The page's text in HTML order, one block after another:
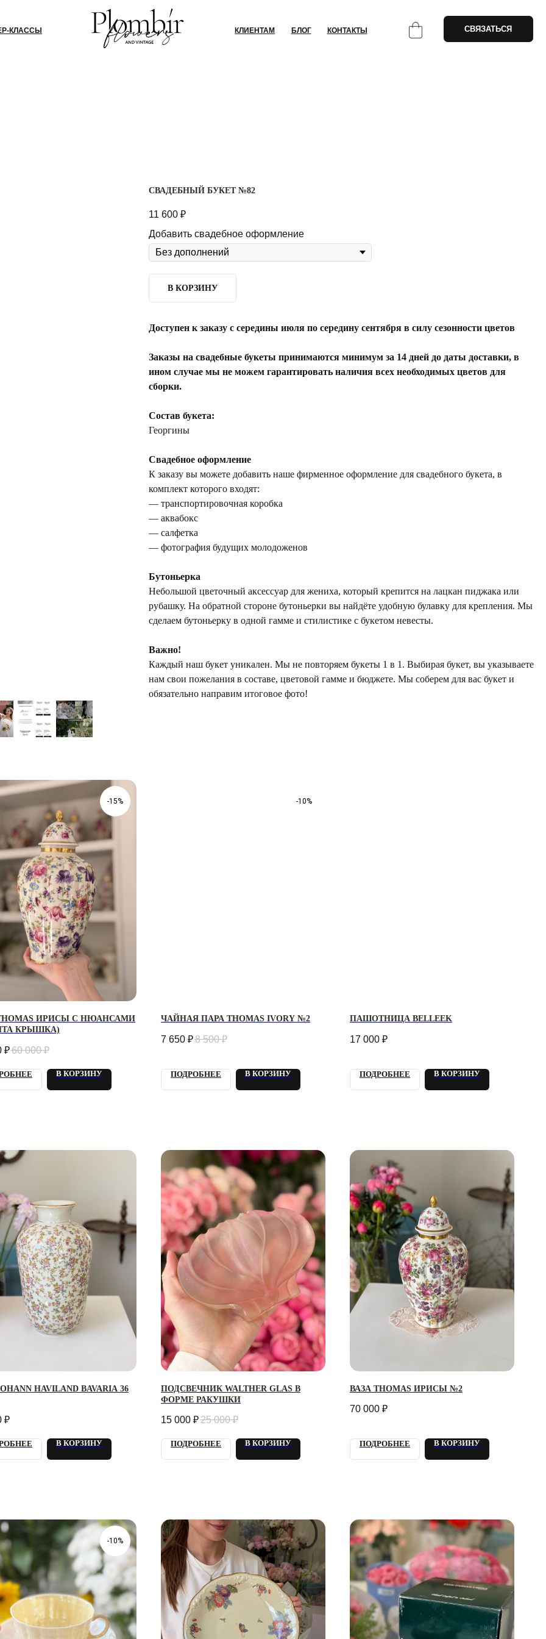
БЛОГ КОНТАКТЫ СВЯЗАТЬСЯ
СВАДЕБНЫЙ БУКЕТ №82
11 600 ₽
Добавить свадебное оформление
В КОРЗИНУ
Доступен к заказу с середины июля по середину сентября в силу сезонности цветов
Заказы на свадебные букеты принимаются минимум за 14 дней до даты доставки, в
ином случае мы не можем гарантировать наличия всех необходимых цветов для
сборки.
Состав букета:
Георгины
Свадебное оформление
К заказу вы можете добавить наше фирменное оформление для свадебного букета, в
комплект которого входят:
— транспортировочная коробка
— аквабокс
— салфетка
— фотография будущих молодоженов
Бутоньерка
Небольшой цветочный аксессуар для жениха, который крепится на лацкан пиджака или
рубашку. На обратной стороне бутоньерки вы найдёте удобную булавку для крепления. Мы
сделаем бутоньерку в одной гамме и стилистике с букетом невесты.
Важно!
Каждый наш букет уникален. Мы не повторяем букеты 1 в 1. Выбирая букет, вы указываете
нам свои пожелания в составе, цветовой гамме и бюджете. Мы соберем для вас букет и
обязательно направим итоговое фото!
-15%
ИРИСЫ С НЮАНСАМИ
КРЫШКА)
₽60 000 ₽
В КОРЗИНУ
-10%
ЧАЙНАЯ ПАРА THOMAS IVORY №2
7 650 ₽8 500 ₽
ПОДРОБНЕЕ В КОРЗИНУ
ПАШОТНИЦА BELLEEK
17 000 ₽
ПОДРОБНЕЕ В КОРЗИНУ
HAVILAND BAVARIA 36
₽
В КОРЗИНУ
ПОДСВЕЧНИК WALTHER GLAS В
ФОРМЕ РАКУШКИ
15 000 ₽25 000 ₽
ПОДРОБНЕЕ В КОРЗИНУ
ВАЗА THOMAS ИРИСЫ №2
70 000 ₽
ПОДРОБНЕЕ В КОРЗИНУ
-10%